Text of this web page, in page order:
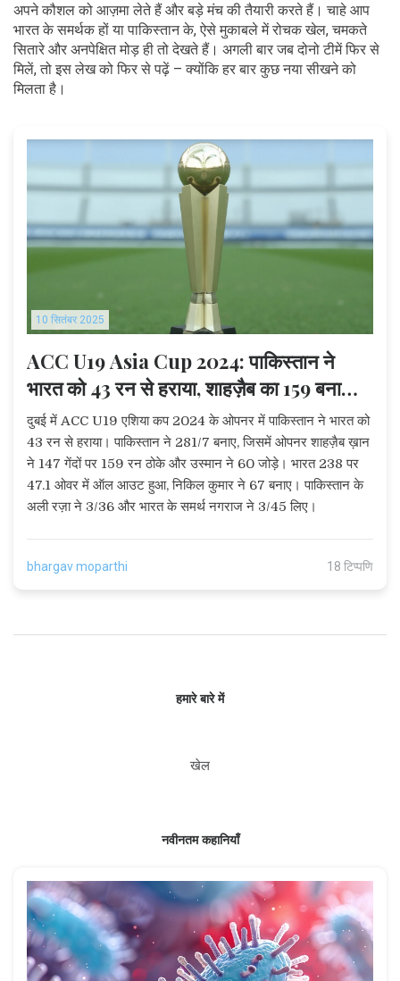
अपने कौशल को आज़मा लेते हैं और बड़े मंच की तैयारी करते हैं। चाहे आप
भारत के समर्थक हों या पाकिस्तान के, ऐसे मुकाबले में रोचक खेल, चमकते
सितारे और अनपेक्षित मोड़ ही तो देखते हैं। अगली बार जब दोनो टीमें फिर से
मिलें, तो इस लेख को फिर से पढ़ें – क्योंकि हर बार कुछ नया सीखने को
मिलता है।
10 सितंबर 2025
ACC U19 Asia Cup 2024: पाकिस्तान ने
भारत को 43 रन से हराया, शाहज़ैब का 159 बना
फ़र्क
दुबई में ACC U19 एशिया कप 2024 के ओपनर में पाकिस्तान ने भारत को
43 रन से हराया। पाकिस्तान ने 281/7 बनाए, जिसमें ओपनर शाहज़ैब ख़ान
ने 147 गेंदों पर 159 रन ठोके और उस्मान ने 60 जोड़े। भारत 238 पर
47.1 ओवर में ऑल आउट हुआ, निकिल कुमार ने 67 बनाए। पाकिस्तान के
अली रज़ा ने 3/36 और भारत के समर्थ नगराज ने 3/45 लिए।
bhargav moparthi 18 टिप्पणि
हमारे बारे में
खेल
नवीनतम कहानियाँ